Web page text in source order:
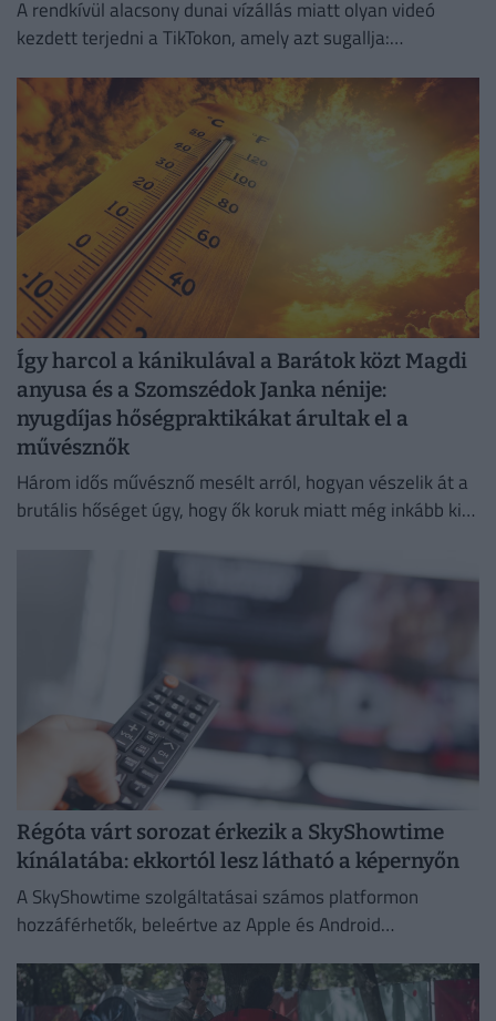
A rendkívül alacsony dunai vízállás miatt olyan videó
kezdett terjedni a TikTokon, amely azt sugallja:
Így harcol a kánikulával a Barátok közt Magdi
anyusa és a Szomszédok Janka nénije:
nyugdíjas hőségpraktikákat árultak el a
művésznők
Három idős művésznő mesélt arról, hogyan vészelik át a
brutális hőséget úgy, hogy ők koruk miatt még inkább ki
Régóta várt sorozat érkezik a SkyShowtime
kínálatába: ekkortól lesz látható a képernyőn
A SkyShowtime szolgáltatásai számos platformon
hozzáférhetők, beleértve az Apple és Android